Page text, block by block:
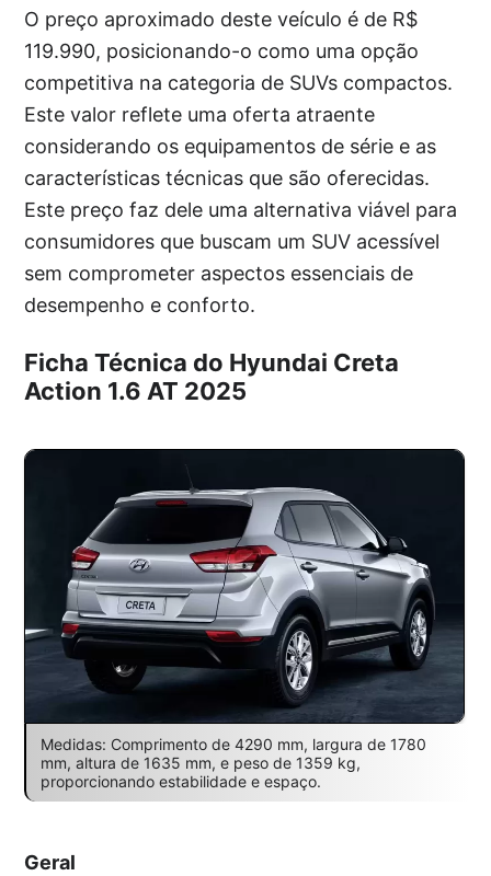
O preço aproximado deste veículo é de R$
119.990, posicionando-o como uma opção
competitiva na categoria de SUVs compactos.
Este valor reflete uma oferta atraente
considerando os equipamentos de série e as
características técnicas que são oferecidas.
Este preço faz dele uma alternativa viável para
consumidores que buscam um SUV acessível
sem comprometer aspectos essenciais de
desempenho e conforto.
Ficha Técnica do Hyundai Creta
Action 1.6 AT 2025
Medidas: Comprimento de 4290 mm, largura de 1780
mm, altura de 1635 mm, e peso de 1359 kg,
proporcionando estabilidade e espaço.
Geral